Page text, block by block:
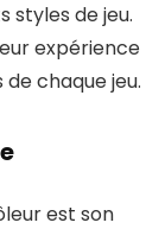
styles de jeu.
expérience
chaque jeu.
est son